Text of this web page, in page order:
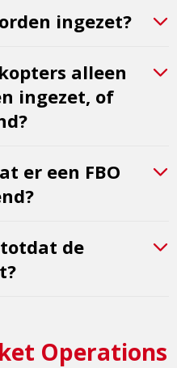
ingezet?
alleen
ingezet, of
er een FBO
de
Operations